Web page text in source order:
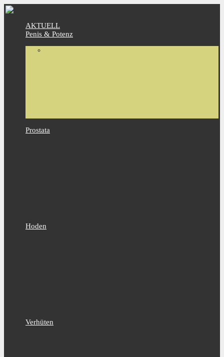
AKTUELL
Penis & Potenz
Prostata
Hoden
Verhüten